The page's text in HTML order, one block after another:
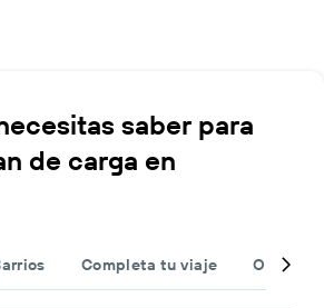
saber para
de carga en
Completa tu viaje Otros